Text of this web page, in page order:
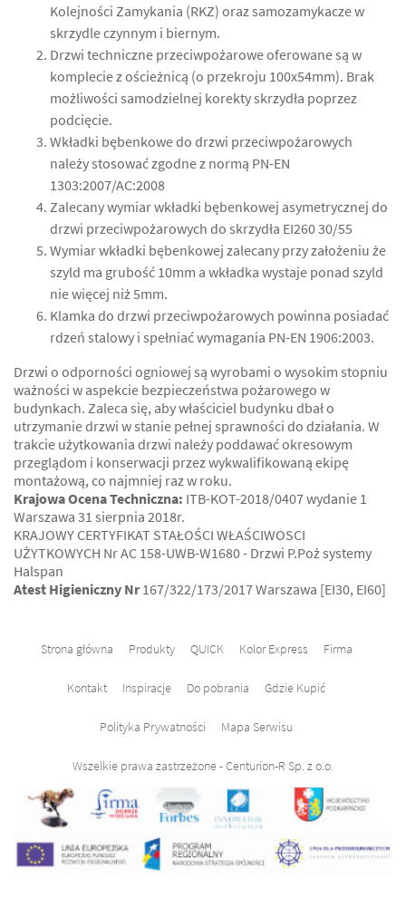
Kolejności Zamykania (RKZ) oraz samozamykacze w
skrzydle czynnym i biernym.
Drzwi techniczne przeciwpożarowe oferowane są w
komplecie z ościeżnicą (o przekroju 100x54mm). Brak
możliwości samodzielnej korekty skrzydła poprzez
podcięcie.
Wkładki bębenkowe do drzwi przeciwpożarowych
należy stosować zgodne z normą PN-EN
1303:2007/AC:2008
Zalecany wymiar wkładki bębenkowej asymetrycznej do
drzwi przeciwpożarowych do skrzydła EI260 30/55
Wymiar wkładki bębenkowej zalecany przy założeniu że
szyld ma grubość 10mm a wkładka wystaje ponad szyld
nie więcej niż 5mm.
Klamka do drzwi przeciwpożarowych powinna posiadać
rdzeń stalowy i spełniać wymagania PN-EN 1906:2003.
Drzwi o odporności ogniowej są wyrobami o wysokim stopniu
ważności w aspekcie bezpieczeństwa pożarowego w
budynkach. Zaleca się, aby właściciel budynku dbał o
utrzymanie drzwi w stanie pełnej sprawności do działania. W
trakcie użytkowania drzwi należy poddawać okresowym
przeglądom i konserwacji przez wykwalifikowaną ekipę
montażową, co najmniej raz w roku.
Krajowa Ocena Techniczna: ITB-KOT-2018/0407 wydanie 1
Warszawa 31 sierpnia 2018r.
KRAJOWY CERTYFIKAT STAŁOŚCI WŁAŚCIWOSCI
UŻYTKOWYCH Nr AC 158-UWB-W1680 - Drzwi P.Poż systemy
Halspan
Atest Higieniczny Nr167/322/173/2017 Warszawa [EI30, EI60]
Strona główna Produkty QUICK Kolor Express Firma
Kontakt Inspiracje Do pobrania Gdzie Kupić
Polityka Prywatności Mapa Serwisu
Wszelkie prawa zastrzeżone - Centurion-R Sp. z o.o.